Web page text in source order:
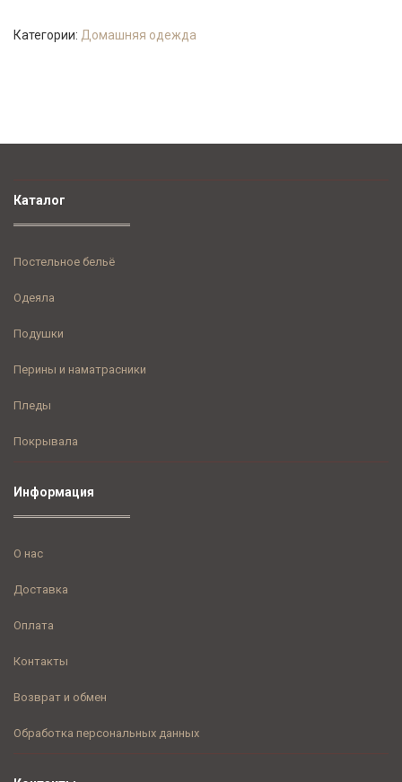
Категории: Домашняя одежда
Каталог
Постельное бельё
Одеяла
Подушки
Перины и наматрасники
Пледы
Покрывала
Информация
О нас
Доставка
Оплата
Контакты
Возврат и обмен
Обработка персональных данных